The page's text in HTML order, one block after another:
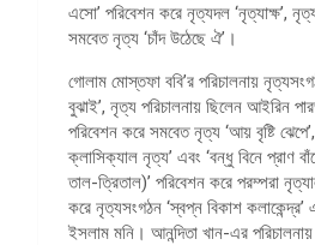
এসো’ পরিবেশন করে নৃত্যদল ‘নৃত্যাক্ষ’,
সমবেত নৃত্য ‘চাঁদ উঠেছে ঐ’।
গোলাম মোস্তফা ববি’র পরিচালনায়
বুঝাই’, নৃত্য পরিচালনায় ছিলেন আইরিন
পরিবেশন করে সমবেত নৃত্য ‘আয় বৃষ্টি
ক্লাসিক্যাল নৃত্য’ এবং ‘বন্ধু বিনে প্রাণ
তাল-ত্রিতাল)’ পরিবেশন করে পরম্পরা
করে নৃত্যসংগঠন ‘স্বপ্ন বিকাশ
ইসলাম মনি। আনন্দিতা খান-এর